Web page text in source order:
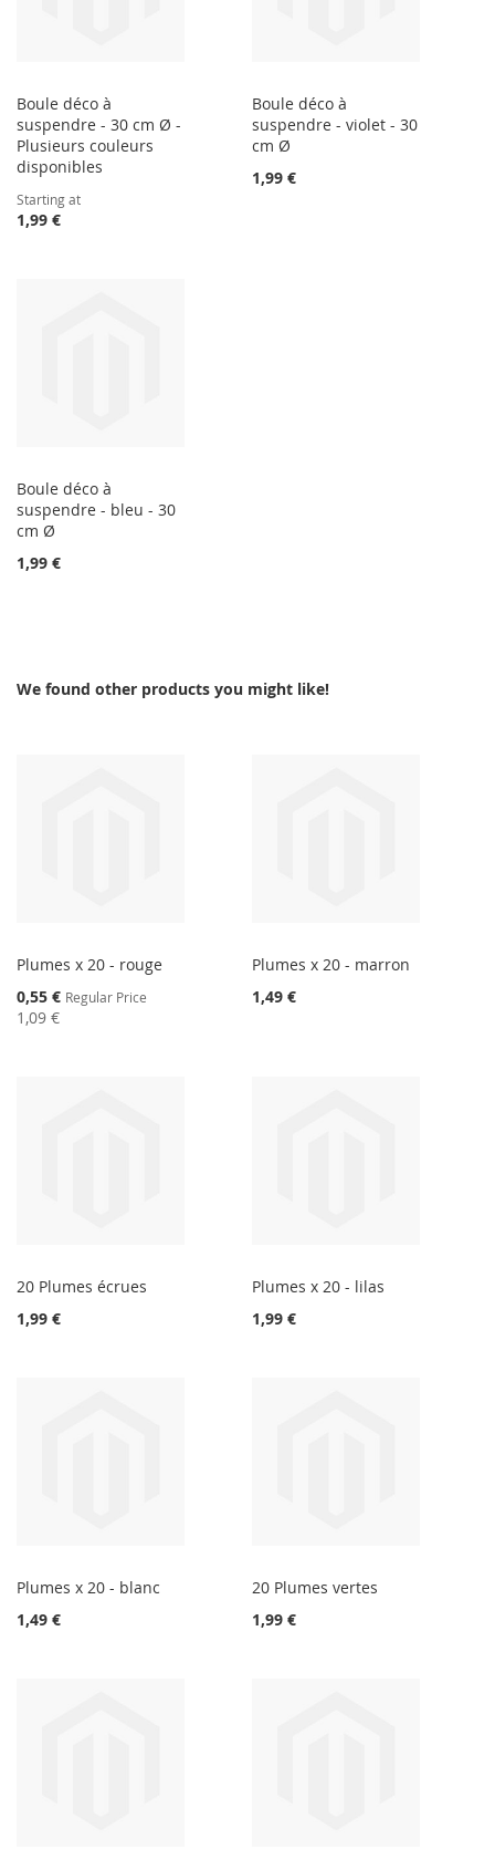
Boule déco à
suspendre - 30 cm Ø -
Plusieurs couleurs
disponibles
Starting at
1,99 €
Boule déco à
suspendre - violet - 30
cm Ø
1,99 €
Boule déco à
suspendre - bleu - 30
cm Ø
1,99 €
We found other products you might like!
Plumes x 20 - rouge
Special
Price
0,55 € Regular Price
1,09 €
Plumes x 20 - marron
1,49 €
20 Plumes écrues
1,99 €
Plumes x 20 - lilas
1,99 €
Plumes x 20 - blanc
1,49 €
20 Plumes vertes
1,99 €